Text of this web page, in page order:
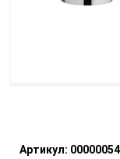
Артикул: